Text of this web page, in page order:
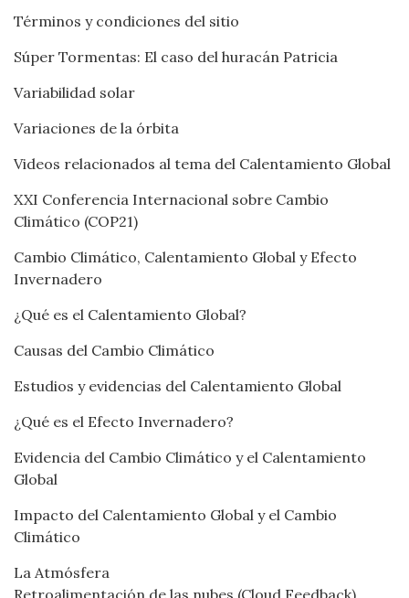
Términos y condiciones del sitio
Súper Tormentas: El caso del huracán Patricia
Variabilidad solar
Variaciones de la órbita
Videos relacionados al tema del Calentamiento Global
XXI Conferencia Internacional sobre Cambio
Climático (COP21)
Cambio Climático, Calentamiento Global y Efecto
Invernadero
¿Qué es el Calentamiento Global?
Causas del Cambio Climático
Estudios y evidencias del Calentamiento Global
¿Qué es el Efecto Invernadero?
Evidencia del Cambio Climático y el Calentamiento
Global
Impacto del Calentamiento Global y el Cambio
Climático
La Atmósfera
Retroalimentación de las nubes (Cloud Feedback)